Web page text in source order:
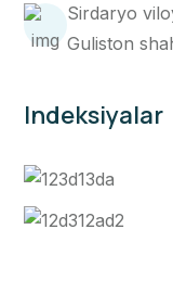
Sirdaryo
Guliston
Indeksiyalar